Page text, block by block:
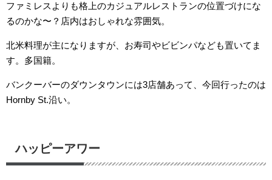
ファミレスよりも格上のカジュアルレストランの位置づけにな
るのかな〜？店内はおしゃれな雰囲気。
北米料理が主になりますが、お寿司やビビンパなども置いてま
す。多国籍。
バンクーバーのダウンタウンには3店舗あって、今回行ったのは
Hornby St.沿い。
ハッピーアワー